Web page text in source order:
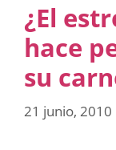
¿El
hace
su
21 junio, 2010